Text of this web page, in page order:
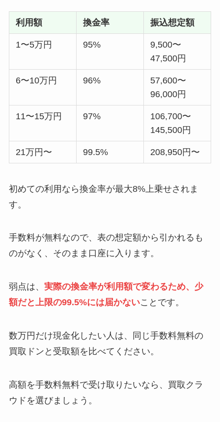
利用額 換金率 振込想定額
1〜5万円 95%
9,500〜
47,500円
6〜10万円 96%
57,600〜
96,000円
11〜15万円 97%
106,700〜
145,500円
21万円〜 99.5% 208,950円〜
初めての利用なら換金率が最大8%上乗せされま
す。
手数料が無料なので、表の想定額から引かれるも
のがなく、そのまま口座に入ります。
弱点は、 実際の換金率が利用額で変わるため、少
額だと上限の99.5%には届かないことです。
数万円だけ現金化したい人は、同じ手数料無料の
買取ドンと受取額を比べてください。
高額を手数料無料で受け取りたいなら、買取クラ
ウドを選びましょう。